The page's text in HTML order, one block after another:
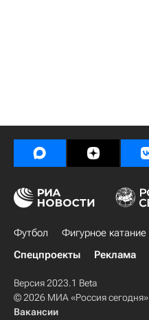
Футбол Фигурное катание
Спецпроекты
Реклама
Версия 2023.1 Beta
© 2026 МИА «Россия сегодня»
Вакансии